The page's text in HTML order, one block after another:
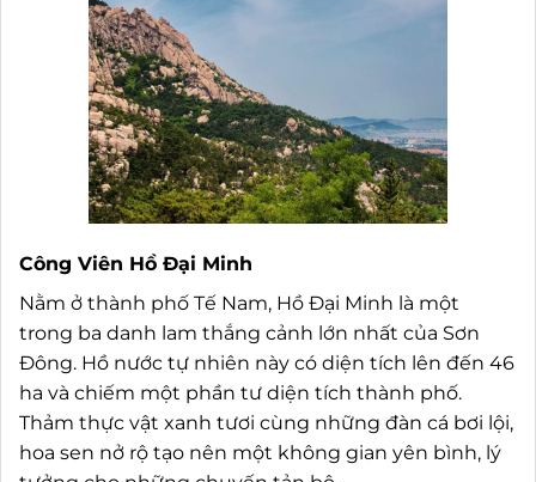
Công Viên Hồ Đại Minh
Nằm ở thành phố Tế Nam, Hồ Đại Minh là một
trong ba danh lam thắng cảnh lớn nhất của Sơn
Đông. Hồ nước tự nhiên này có diện tích lên đến 46
ha và chiếm một phần tư diện tích thành phố.
Thảm thực vật xanh tươi cùng những đàn cá bơi lội,
hoa sen nở rộ tạo nên một không gian yên bình, lý